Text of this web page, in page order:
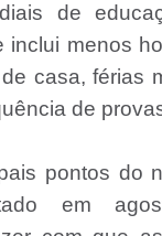
de
inclui menos
casa, férias
de
pontos do
em